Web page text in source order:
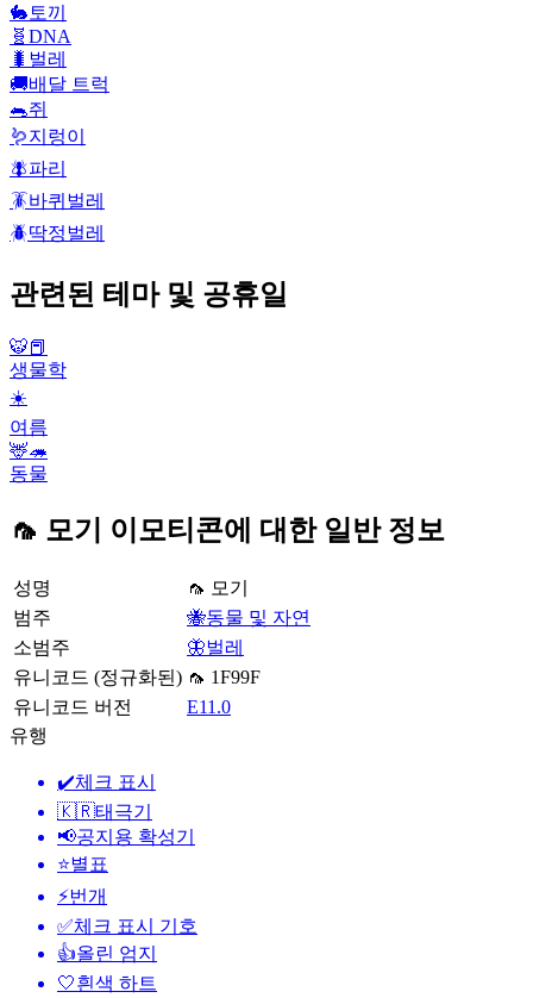
🐇 토끼
🧬 DNA
🐛 벌레
🚚배달 트럭
🐀쥐
🪱지렁이
🪰파리
🪳바퀴벌레
🪲딱정벌레
관련된 테마 및 공휴일
🐯📕
생물학
☀️
여름
🦌🦔
동물
🦟 모기 이모티콘에 대한 일반 정보
성명
🦟 모기
범주
🐝동물 및 자연
소범주
🦋벌레
유니코드 (정규화된) 🦟 1F99F
유니코드 버전
E11.0
유행
✔️체크 표시
🇰🇷태극기
📢공지용 확성기
⭐별표
⚡번개
✅체크 표시 기호
👍올린 엄지
🤍흰색 하트